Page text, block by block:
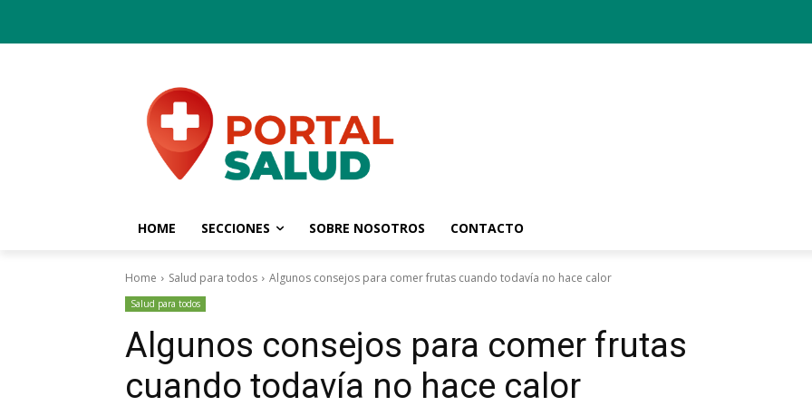
HOME SECCIONES SOBRE NOSOTROS CONTACTO
Home Salud para todos Algunos consejos para comer frutas cuando todavía no hace calor
Salud para todos
Algunos consejos para comer frutas
cuando todavía no hace calor